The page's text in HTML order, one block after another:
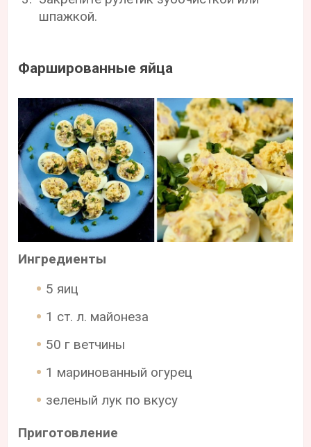
шпажкой.
Фаршированные яйца
Ингредиенты
5 яиц
1 ст. л. майонеза
50 г ветчины
1 маринованный огурец
зеленый лук по вкусу
Приготовление